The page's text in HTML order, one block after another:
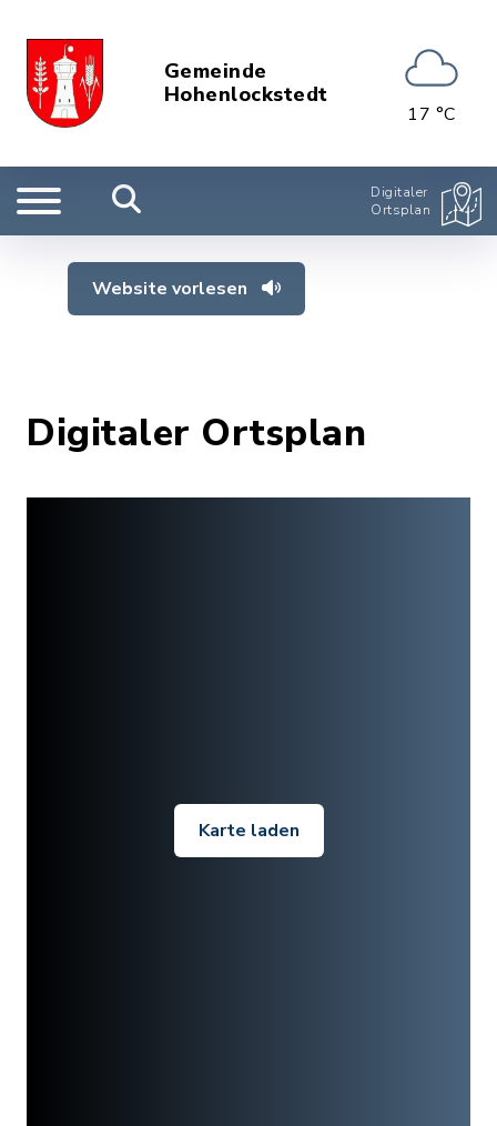
Gemeinde
Hohenlockstedt
17 °C
Digitaler
Ortsplan
Website vorlesen
Digitaler Ortsplan
Karte laden